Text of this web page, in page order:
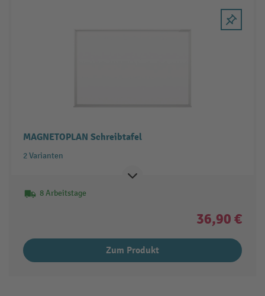
MAGNETOPLAN Schreibtafel
2 Varianten
8 Arbeitstage
36,90 €
Zum Produkt